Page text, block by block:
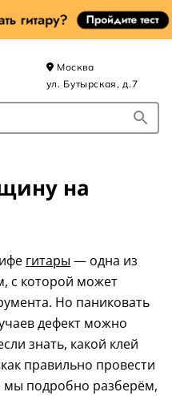
Москва
ул. Бутырская, д.7
на
гитары — одна из
с которой может
Но паниковать
дефект можно
знать, какой клей
правильно провести
мы подробно разберём,